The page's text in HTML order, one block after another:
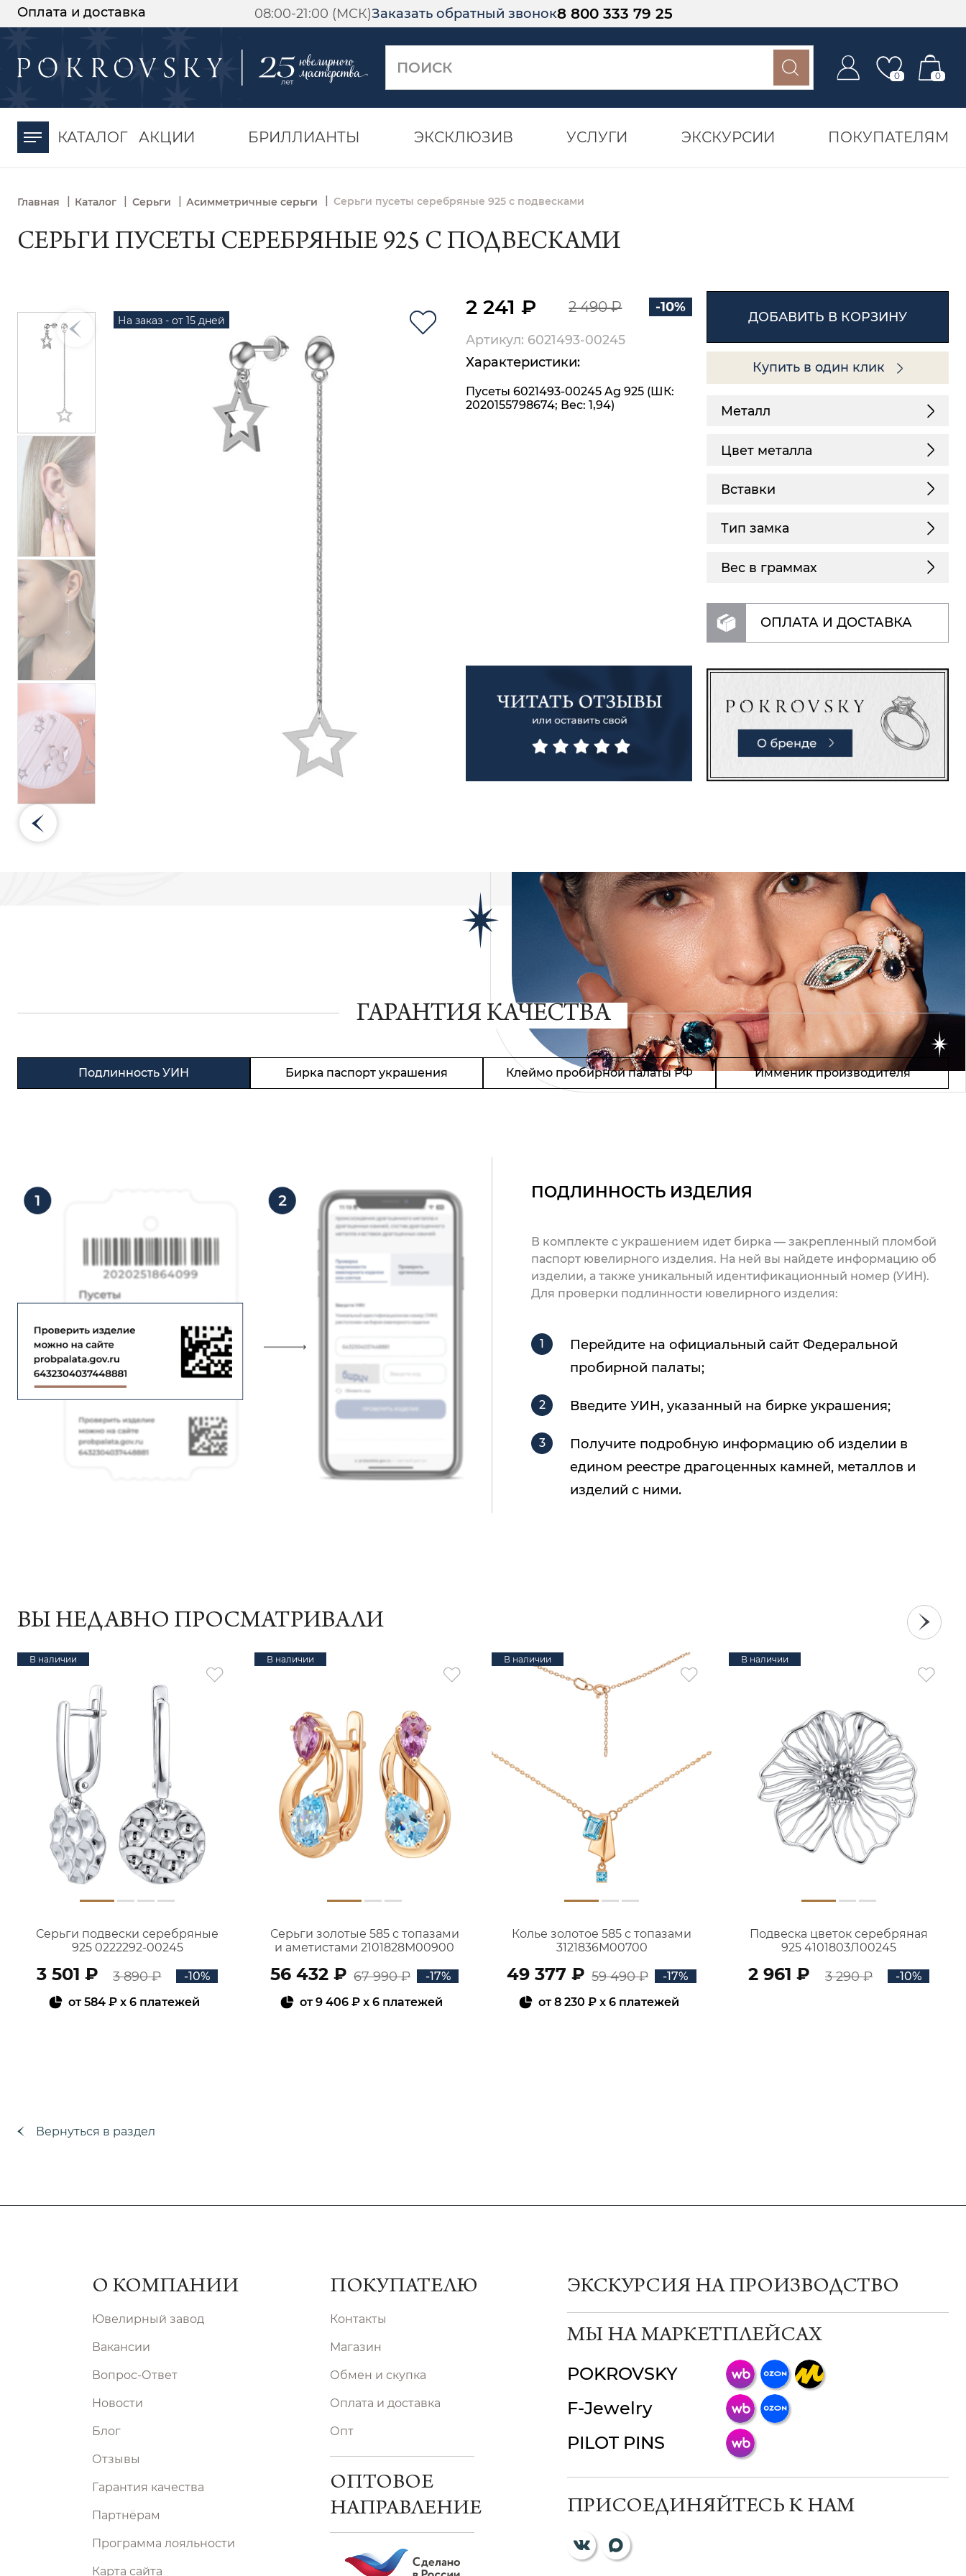
Оплата и доставка 08:00-21:00 (МСК)Заказать обратный звонок8 800 333 79 25
0 0
КАТАЛОГ АКЦИИ БРИЛЛИАНТЫ ЭКСКЛЮЗИВ УСЛУГИ ЭКСКУРСИИ ПОКУПАТЕЛЯМ
Главная | Каталог | Серьги | Асимметричные серьги Серьги пусеты серебряные 925 с подвесками
СЕРЬГИ ПУСЕТЫ СЕРЕБРЯНЫЕ 925 С ПОДВЕСКАМИ
На заказ - от 15 дней
2 241 ₽ 2 490 ₽ -10%
Артикул: 6021493-00245
Характеристики:
Пусеты 6021493-00245 Ag 925 (ШК:
2020155798674; Вес: 1,94)
ДОБАВИТЬ В КОРЗИНУ
Купить в один клик
Металл
Цвет металла
Вставки
Тип замка
Вес в граммах
ОПЛАТА И ДОСТАВКА
ГАРАНТИЯ КАЧЕСТВА
Подлинность УИН Бирка паспорт украшения Клеймо пробирной палаты РФ Имменик производителя
ПОДЛИННОСТЬ ИЗДЕЛИЯ
В комплекте с украшением идет бирка — закрепленный пломбой
паспорт ювелирного изделия. На ней вы найдете информацию об
изделии, а также уникальный идентификационный номер (УИН).
Для проверки подлинности ювелирного изделия:
Перейдите на официальный сайт Федеральной
пробирной палаты;
Введите УИН, указанный на бирке украшения;
Получите подробную информацию об изделии в
едином реестре драгоценных камней, металлов и
изделий с ними.
ВЫ НЕДАВНО ПРОСМАТРИВАЛИ
В наличии
Серьги подвески серебряные
925 0222292-00245
3 501 ₽ 3 890 ₽
-10%
от584 ₽ x 6 платежей
В наличии
Серьги золотые 585 с топазами
и аметистами 2101828М00900
56 432 ₽ 67 990 ₽
-17%
от9 406 ₽ x 6 платежей
В наличии
Колье золотое 585 с топазами
3121836М00700
49 377 ₽ 59 490 ₽
-17%
от8 230 ₽x 6 платежей
В наличии
Подвеска цветок серебряная
925 4101803Л00245
2 961 ₽ 3 290 ₽ -10%
Вернуться в раздел
О КОМПАНИИ
Ювелирный завод
Вакансии
Вопрос-Ответ
Новости
Блог
Отзывы
Гарантия качества
Партнёрам
Программа лояльности
Карта сайта
ПОКУПАТЕЛЮ
Контакты
Магазин
Обмен и скупка
Оплата и доставка
Опт
ОПТОВОЕ
НАПРАВЛЕНИЕ
ЭКСКУРСИЯ НА ПРОИЗВОДСТВО
МЫ НА МАРКЕТПЛЕЙСАХ
POKROVSKY
F-Jewelry
PILOT PINS
ПРИСОЕДИНЯЙТЕСЬ К НАМ
-30%
момента оплаты
ChatApp
мессенджер!